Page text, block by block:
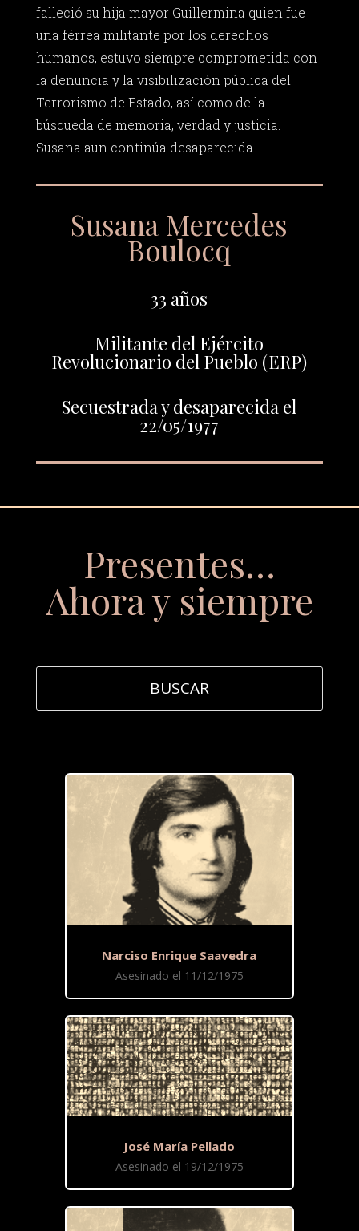
falleció su hija mayor Guillermina quien fue
una férrea militante por los derechos
humanos, estuvo siempre comprometida con
la denuncia y la visibilización pública del
Terrorismo de Estado, así como de la
búsqueda de memoria, verdad y justicia.
Susana aun continúa desaparecida.
Susana Mercedes
Boulocq
33 años
Militante del Ejército
Revolucionario del Pueblo (ERP)
Secuestrada y desaparecida el
22/05/1977
Presentes…
Ahora y siempre
Narciso Enrique Saavedra
Asesinado el 11/12/1975
José María Pellado
Asesinado el 19/12/1975